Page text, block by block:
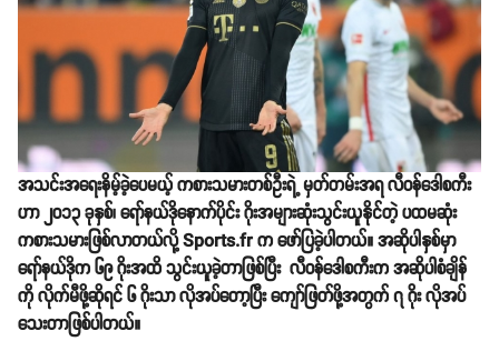
အသင်းအရေးနိမ့်ခဲ့ပေမယ့် ကစားသမားတစ်ဦးရဲ့ မှတ်တမ်းအရ လီဝန်ဒေါစကီး
ဟာ ၂၀၁၃ ခုနှစ်၊ ရော်နယ်ဒိုနောက်ပိုင်း ဂိုးအများဆုံးသွင်းယူနိုင်တဲ့ ပထမဆုံး
ကစားသမားဖြစ်လာတယ်လို့ Sports.fr က ဖော်ပြခဲ့ပါတယ်။ အဆိုပါနှစ်မှာ
ရော်နယ်ဒိုက ၆၉ ဂိုးအထိ သွင်းယူခဲ့တာဖြစ်ပြီး လီဝန်ဒေါစကီးက အဆိုပါစံချိန်
ကို လိုက်မီဖို့ဆိုရင် ၆ ဂိုးသာ လိုအပ်တော့ပြီး ကျော်ဖြတ်ဖို့အတွက် ၇ ဂိုး လိုအပ်
သေးတာဖြစ်ပါတယ်။